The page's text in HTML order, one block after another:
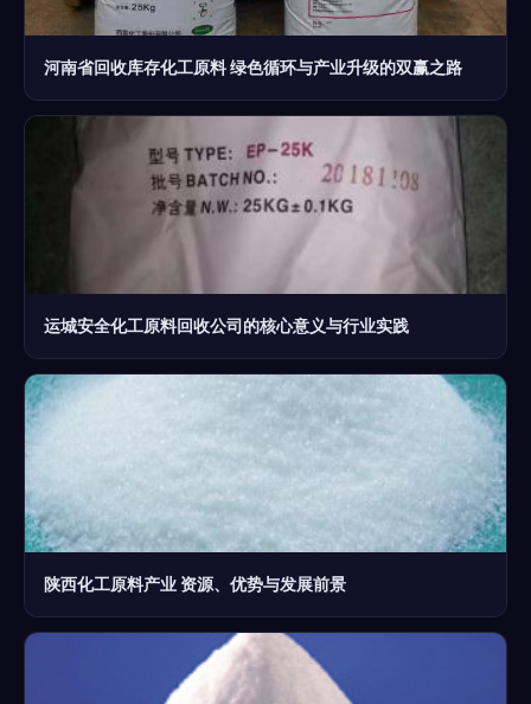
河南省回收库存化工原料 绿色循环与产业升级的双赢之路
运城安全化工原料回收公司的核心意义与行业实践
陕西化工原料产业 资源、优势与发展前景